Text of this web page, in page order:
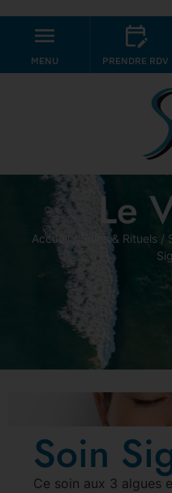
MENU PRENDRE RDV
Le
Accueil Soins & Rituels/
Soin
Ce soin aux 3 algues